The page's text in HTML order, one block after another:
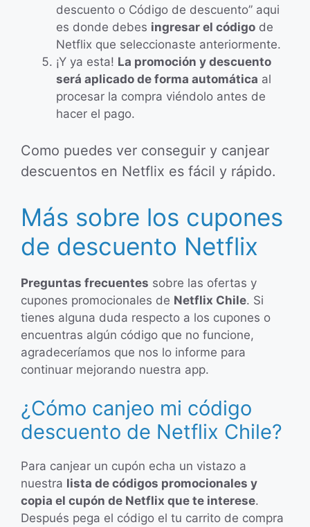
descuento o Código de descuento” aqui
es donde debes ingresar el código de
Netflix que seleccionaste anteriormente.
¡Y ya esta! La promoción y descuento
será aplicado de forma automática al
procesar la compra viéndolo antes de
hacer el pago.
Como puedes ver conseguir y canjear
descuentos en Netflix es fácil y rápido.
Más sobre los cupones
de descuento Netflix
Preguntas frecuentes sobre las ofertas y
cupones promocionales de Netflix Chile. Si
tienes alguna duda respecto a los cupones o
encuentras algún código que no funcione,
agradeceríamos que nos lo informe para
continuar mejorando nuestra app.
¿Cómo canjeo mi código
descuento de Netflix Chile?
Para canjear un cupón echa un vistazo a
nuestra lista de códigos promocionales y
copia el cupón de Netflix que te interese.
Después pega el código el tu carrito de compra